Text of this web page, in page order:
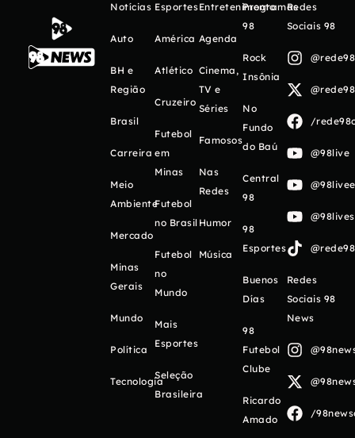
Notícias
Auto
BH e
Região
Brasil
Carreira
Meio
Ambiente
Mercado
Minas
Gerais
Mundo
Política
Tecnologia
Esportes
América
Atlético
Cruzeiro
Futebol
em
Minas
Futebol
no Brasil
Futebol
no
Mundo
Mais
Esportes
Seleção
Brasileira
Entretenimento
Agenda
Cinema,
TV e
Séries
Famosos
Nas
Redes
Humor
Música
Programas
98
Rock
Insônia
No
Fundo
do Baú
Central
98
98
Esportes
Buenos
Días
98
Futebol
Clube
Ricardo
Amado
Redes
Sociais 98
/
@98live
Redes
Sociais 98
News
/